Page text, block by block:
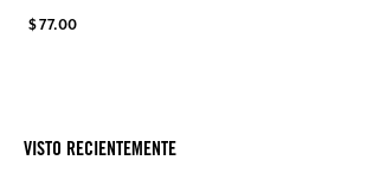
$ 77.00
VISTO RECIENTEMENTE